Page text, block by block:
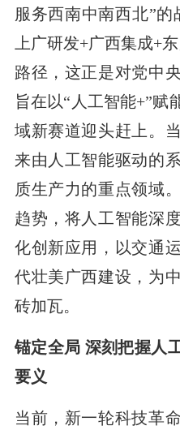
服务西南中南西北”
上广研发+广西集成+
路径，这正是对党中
旨在以“人工智能+”赋
域新赛道迎头赶上。
来由人工智能驱动的
质生产力的重点领域
趋势，将人工智能深
化创新应用，以交通
代壮美广西建设，为
砖加瓦。
锚定全局 深刻把握人
要义
当前，新一轮科技革